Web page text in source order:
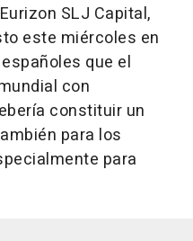
SLJ Capital,
este miércoles en
que el
con
constituir un
para los
para